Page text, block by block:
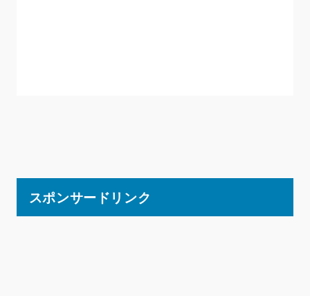
スポンサードリンク